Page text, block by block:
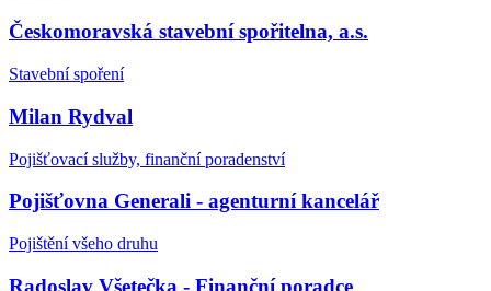
Českomoravská stavební spořitelna, a.s.
Stavební spoření
Milan Rydval
Pojišťovací služby, finanční poradenství
Pojišťovna Generali - agenturní kancelář
Pojištění všeho druhu
Radoslav Všetečka - Finanční poradce